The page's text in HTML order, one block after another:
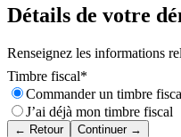
Détails de votre
Renseignez les informations
Timbre fiscal*
Commander un timbre
J’ai déjà mon timbre fiscal
← Retour Continuer →